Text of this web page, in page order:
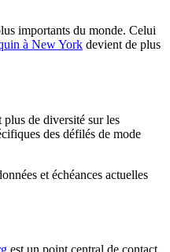
importants du monde. Celui
à New York devient de plus
de diversité sur les
des défilés de mode
et échéances actuelles
est un point central de contact.